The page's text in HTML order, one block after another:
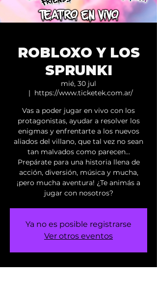
ROBLOXO Y LOS
SPRUNKI
mié, 30 jul
  |
https://www.ticketek.com.ar/
Vas a poder jugar en vivo con los
protagonistas, ayudar a resolver los
enigmas y enfrentarte a los nuevos
aliados del villano, que tal vez no sean
tan malvados como parecen…
Prepárate para una historia llena de
acción, diversión, música y mucha,
¡pero mucha aventura! ¿Te animás a
jugar con nosotros?
Ya no es posible registrarse
Ver otros eventos